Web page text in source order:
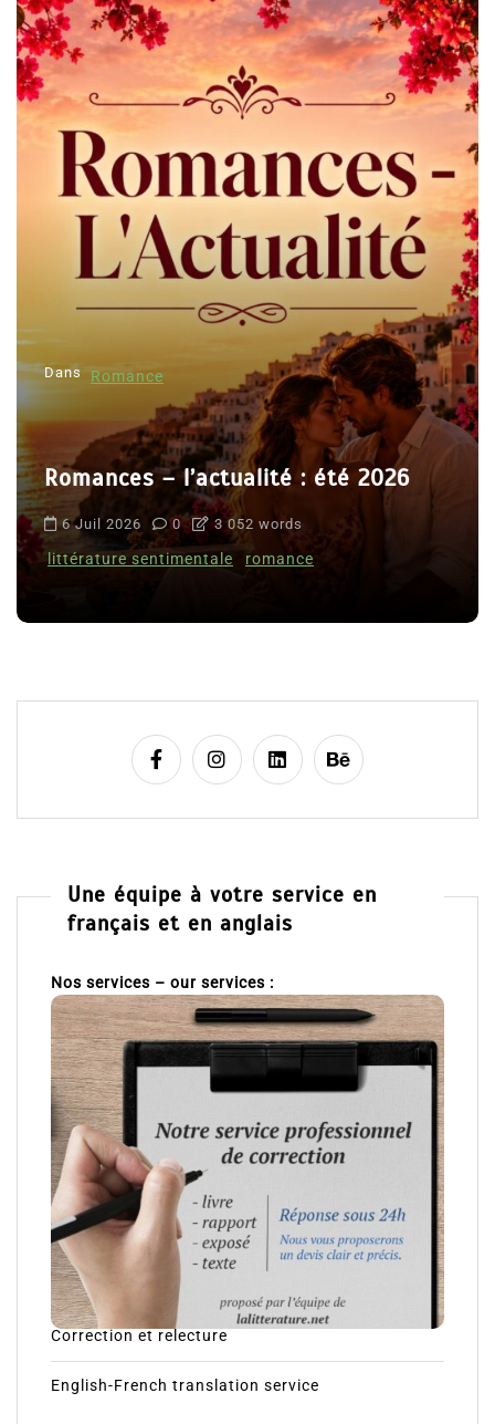
Dans Romance
Romances – l’actualité : été 2026
6 Juil 2026 0 3 052 words
littérature sentimentale romance
Une équipe à votre service en
français et en anglais
Nos services – our services :
Correction et relecture
English-French translation service